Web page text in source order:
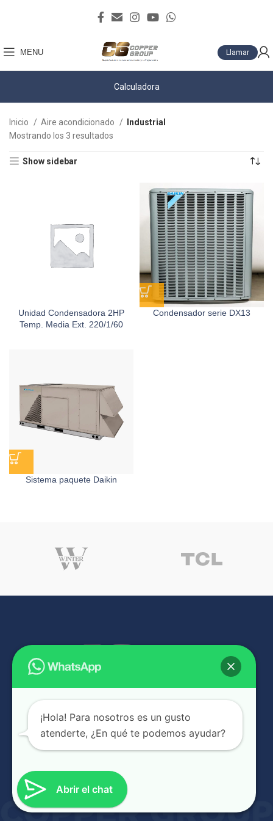
MENU Llamar
Calculadora
Inicio Aire acondicionado
Industrial
Mostrando los 3 resultados
Show sidebar
Unidad Condensadora 2HP
Temp. Media Ext. 220/1/60
Condensador serie DX13
Sistema paquete Daikin
NUESTRAS SUCURSALES
6A Avenida #1465, Zona 9, Ciudad de Guatemala, Guatemala
Abrir el chat
¡Hola! Para nosotros es un gusto
atenderte, ¿En qué te podemos ayudar?